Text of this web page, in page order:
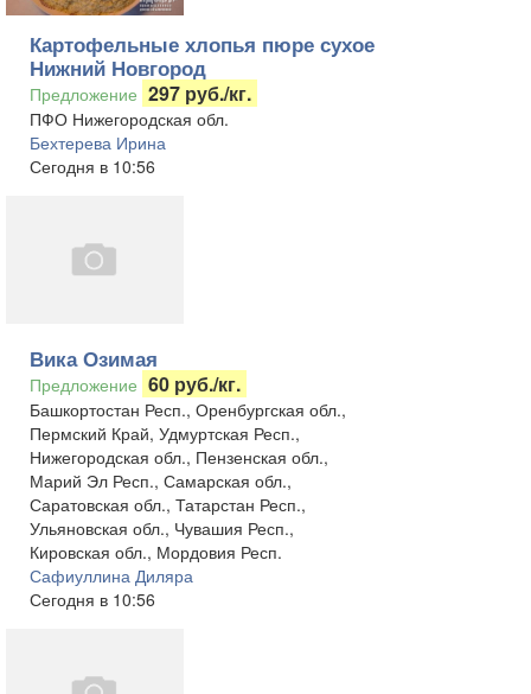
Картофельные хлопья пюре сухое
Нижний Новгород
Предложение 297 руб./кг.
ПФО Нижегородская обл.
Бехтерева Ирина
Сегодня в 10:56
Вика Озимая
Предложение 60 руб./кг.
Башкортостан Респ., Оренбургская обл.,
Пермский Край, Удмуртская Респ.,
Нижегородская обл., Пензенская обл.,
Марий Эл Респ., Самарская обл.,
Саратовская обл., Татарстан Респ.,
Ульяновская обл., Чувашия Респ.,
Кировская обл., Мордовия Респ.
Сафиуллина Диляра
Сегодня в 10:56